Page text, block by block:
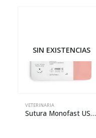
SIN EXISTENCIAS
VETERINARIA
Sutura Monofast USP 4-0 de 45 cm con aguja de 13 mm